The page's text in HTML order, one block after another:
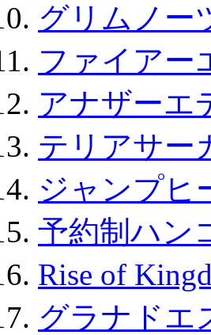
グリムノー
ファイアー
アナザーエ
テリアサー
ジャンプヒ
予約制ハン
Rise of
グラナドエ